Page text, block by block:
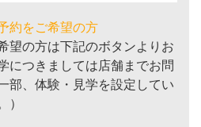
約をご希望の方
望の方は下記のボタンよりお
につきましては店舗までお問
部、体験・見学を設定してい
）